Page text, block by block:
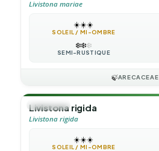
Livistona mariae
☀️☀️☀️
SOLEIL / MI-OMBRE
❄️❄️❄️
SEMI-RUSTIQUE
🍃ARECACEAE
🌴PALMIER
Livistona rigida
Livistona rigida
☀️☀️☀️
SOLEIL / MI-OMBRE